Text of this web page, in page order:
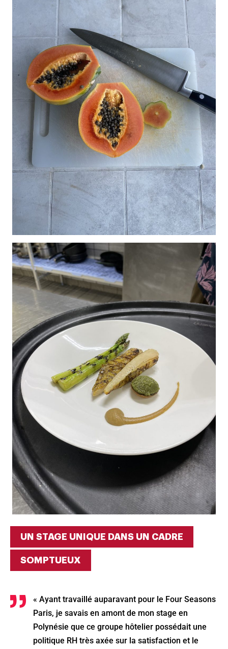
OkUN STAGE UNIQUE DANS UN CADRE
SOMPTUEUX
« Ayant travaillé auparavant pour le Four Seasons
Paris, je savais en amont de mon stage en
Polynésie que ce groupe hôtelier possédait une
politique RH très axée sur la satisfaction et le